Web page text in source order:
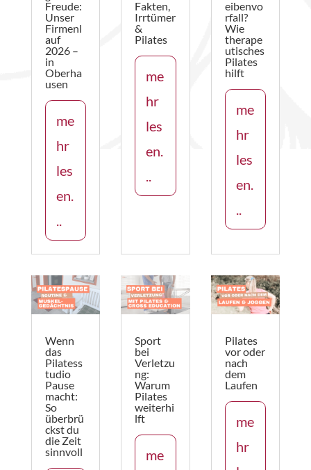
Freude:
Unser
Firmenl
auf
2026 –
in
Oberha
usen
me
hr
les
en.
..
Fakten,
Irrtümer
&
Pilates
me
hr
les
en.
..
eibenvo
rfall?
Wie
therape
utisches
Pilates
hilft
me
hr
les
en.
..
Wenn
das
Pilatess
tudio
Pause
macht:
So
überbrü
ckst du
die Zeit
sinnvoll
Sport
bei
Verletzu
ng:
Warum
Pilates
weiterhi
lft
me
Pilates
vor oder
nach
dem
Laufen
me
hr